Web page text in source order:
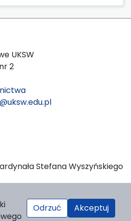
UKSW
2
Stefana Wyszyńskiego
OJS/PKP
Odrzuć Akceptuj